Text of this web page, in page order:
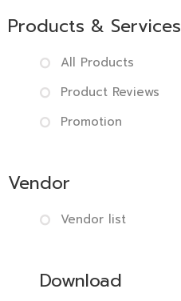
Products & Services
All Products
Product Reviews
Promotion
Vendor
Vendor list
Download